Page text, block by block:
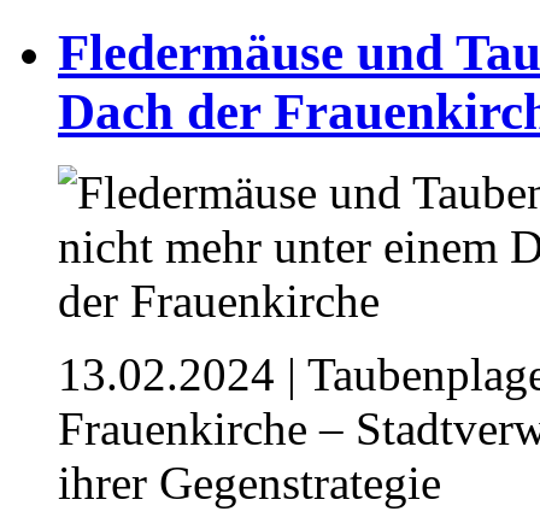
Fledermäuse und
Dach der
13.02.2024 |
Frauenkirche –
ihrer Gegenstrategie